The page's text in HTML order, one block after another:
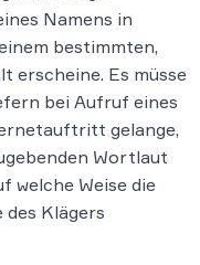
Namens in
bestimmten,
erscheine. Es müsse
bei Aufruf eines
gelange,
Wortlaut
welche Weise die
Klägers